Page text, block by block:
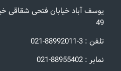
49
تلفن : 3-88992011-021
نمابر : 88955402-021